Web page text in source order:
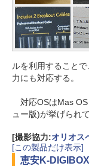
ルを利用すること
力にも対応する。
対応OSはMas OS
ュー版)が挙げられて
[撮影協力:オリオス
[この製品だけ表示]
恵安K-